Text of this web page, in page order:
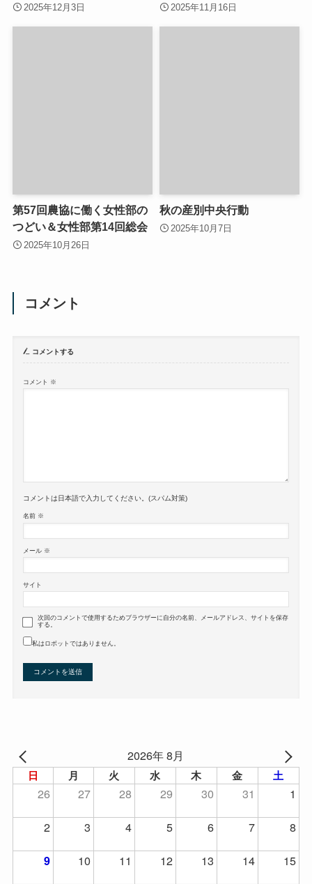
2025年12月3日 2025年11月16日
第57回農協に働く女性部の
つどい＆女性部第14回総会
2025年10月26日
秋の産別中央行動
2025年10月7日
コメント
コメントする
コメント ※
コメントは日本語で入力してください。(スパム対策)
名前 ※
メール ※
サイト
次回のコメントで使用するためブラウザーに自分の名前、メールアドレス、サイトを保存
する。
私はロボットではありません。
2026年 8月
日 月 火 水 木 金 土
26 27 28 29 30 31
1
2
3 4 5 6 7 8
9 10 11 12 13 14
15